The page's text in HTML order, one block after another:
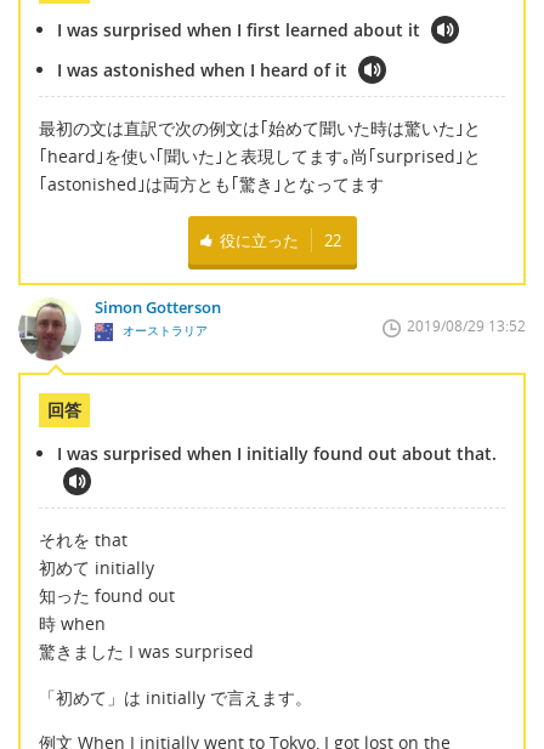
I was surprised when I first learned about it
I was astonished when I heard of it
最初の文は直訳で次の例文は｢始めて聞いた時は驚いた｣と
｢heard｣を使い｢聞いた｣と表現してます｡尚｢surprised｣と
｢astonished｣は両方とも｢驚き｣となってます
役に立った 22
Simon Gotterson
オーストラリア 2019/08/29 13:52
回答
I was surprised when I initially found out about that.
それを that
初めて initially
知った found out
時 when
驚きました I was surprised
「初めて」は initially で言えます。
例文 When I initially went to Tokyo, I got lost on the